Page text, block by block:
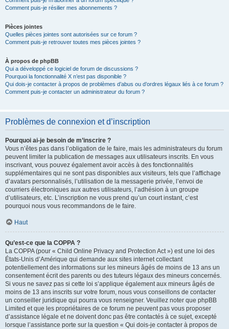
Comment puis-je résilier mes abonnements ?
Pièces jointes
Quelles pièces jointes sont autorisées sur ce forum ?
Comment puis-je retrouver toutes mes pièces jointes ?
À propos de phpBB
Qui a développé ce logiciel de forum de discussions ?
Pourquoi la fonctionnalité X n’est pas disponible ?
Qui dois-je contacter à propos de problèmes d’abus ou d’ordres légaux liés à ce forum ?
Comment puis-je contacter un administrateur du forum ?
Problèmes de connexion et d’inscription
Pourquoi ai-je besoin de m’inscrire ?
Vous n’êtes pas dans l’obligation de le faire, mais les administrateurs du forum
peuvent limiter la publication de messages aux utilisateurs inscrits. En vous
inscrivant, vous pouvez également avoir accès à des fonctionnalités
supplémentaires qui ne sont pas disponibles aux visiteurs, tels que l’affichage
d’avatars personnalisés, l’utilisation de la messagerie privée, l’envoi de
courriers électroniques aux autres utilisateurs, l’adhésion à un groupe
d’utilisateurs, etc. L’inscription ne vous prend qu’un court instant, c’est
pourquoi nous vous recommandons de le faire.
Haut
Qu’est-ce que la COPPA ?
La COPPA (pour « Child Online Privacy and Protection Act ») est une loi des
États-Unis d’Amérique qui demande aux sites internet collectant
potentiellement des informations sur les mineurs âgés de moins de 13 ans un
consentement écrit des parents ou des tuteurs légaux des mineurs concernés.
Si vous ne savez pas si cette loi s’applique également aux mineurs âgés de
moins de 13 ans inscrits sur votre forum, nous vous conseillons de contacter
un conseiller juridique qui pourra vous renseigner. Veuillez noter que phpBB
Limited et que les propriétaires de ce forum ne peuvent pas vous proposer
d’assistance légale et ne doivent donc pas être contactés à ce sujet, excepté
lorsque l’assistance porte sur la question « Qui dois-je contacter à propos de